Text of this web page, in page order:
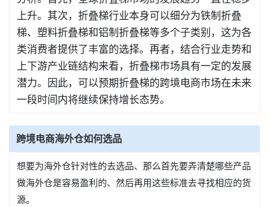
上升。其次，折叠梯行业本身可以细分为铁制折叠
梯、塑料折叠梯和铝制折叠梯等多个子类别，这为各
类消费者提供了丰富的选择。再者，结合行业走势和
上下游产业链结构来看，折叠梯市场具有一定的发展
潜力。因此，可以预期折叠梯的跨境电商市场在未来
一段时间内将继续保持增长态势。
跨境电商海外仓如何选品
想要为海外仓针对性的去选品、那么首先要弄清楚哪些产品
做海外仓是容易盈利的、然后再用这些标准去寻找相应的货
源。